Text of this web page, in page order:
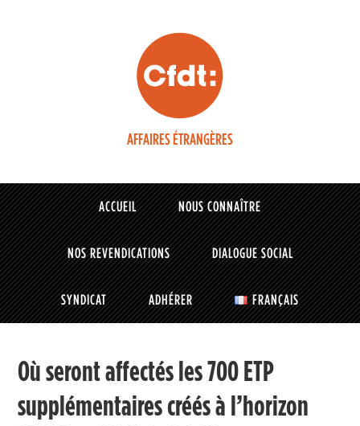
AFFAIRES ÉTRANGÈRES
ACCUEIL NOUS CONNAÎTRE
NOS REVENDICATIONS DIALOGUE SOCIAL
SYNDICAT ADHÉRER FRANÇAIS
Où seront affectés les 700 ETP
supplémentaires créés à l’horizon